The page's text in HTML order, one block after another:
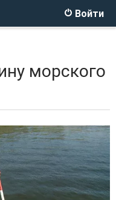
Войти
морского